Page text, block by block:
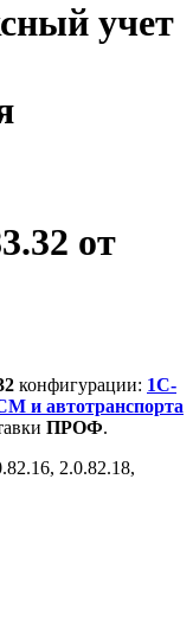
учет
от
конфигурации: 1С-
и автотранспорта
ПРОФ.
2.0.82.18,